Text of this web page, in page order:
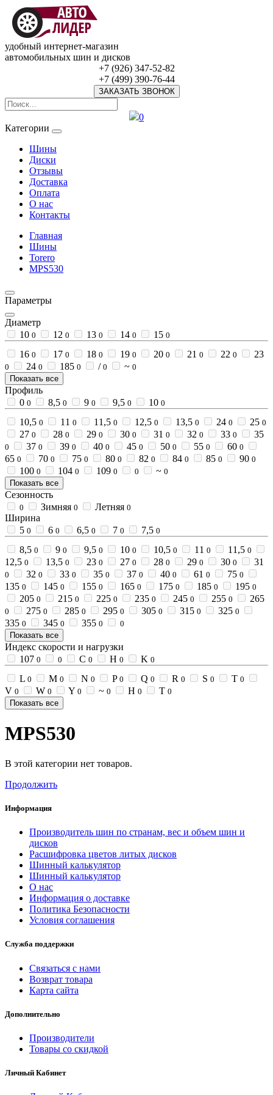
удобный интернет-магазин
автомобильных шин и дисков
+7 (926) 347-52-82
+7 (499) 390-76-44
ЗАКАЗАТЬ ЗВОНОК
0
Категории
Шины
Диски
Отзывы
Доставка
Оплата
О нас
Контакты
Главная
Шины
Torero
MPS530
Параметры
Диаметр
10 0 12 0 13 0 14 0 15 0
16 0 17 0 18 0 19 0 20 0 21 0 22 0 23
0 24 0 185 0 / 0 ~ 0
Показать все
Профиль
0 0 8,5 0 9 0 9,5 0 10 0
10,5 0 11 0 11,5 0 12,5 0 13,5 0 24 0 25 0
27 0 28 0 29 0 30 0 31 0 32 0 33 0 35
0 37 0 39 0 40 0 45 0 50 0 55 0 60 0
65 0 70 0 75 0 80 0 82 0 84 0 85 0 90 0
100 0 104 0 109 0 0 ~ 0
Показать все
Сезонность
0 Зимняя 0 Летняя 0
Ширина
5 0 6 0 6,5 0 7 0 7,5 0
8,5 0 9 0 9,5 0 10 0 10,5 0 11 0 11,5 0
12,5 0 13,5 0 23 0 27 0 28 0 29 0 30 0 31
0 32 0 33 0 35 0 37 0 40 0 61 0 75 0
135 0 145 0 155 0 165 0 175 0 185 0 195 0
205 0 215 0 225 0 235 0 245 0 255 0 265
0 275 0 285 0 295 0 305 0 315 0 325 0
335 0 345 0 355 0
0
Показать все
Индекс скорости и нагрузки
107 0 0 C 0 H 0 K 0
L 0 M 0 N 0 P 0 Q 0 R 0 S 0 T 0
V 0 W 0 Y 0 ~ 0 Н 0 Т 0
Показать все
MPS530
В этой категории нет товаров.
Продолжить
Информация
Производитель шин по странам, вес и объем шин и
дисков
Расшифровка цветов литых дисков
Шинный калькулятор
Шинный калькулятор
О нас
Информация о доставке
Политика Безопасности
Условия соглашения
Служба поддержки
Связаться с нами
Возврат товара
Карта сайта
Дополнительно
Производители
Товары со скидкой
Личный Кабинет